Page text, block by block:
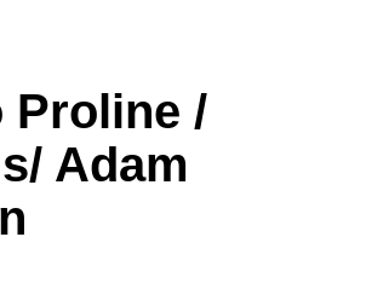
Proline /
Adam